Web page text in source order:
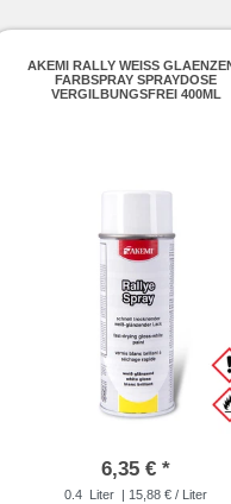
AKEMI RALLY WEISS
ARBSPRAY SPRAYDOSE V
ERGILBUNGSFREI 400ML
6,35 € *
0.4 Liter | 15,88 € / Liter